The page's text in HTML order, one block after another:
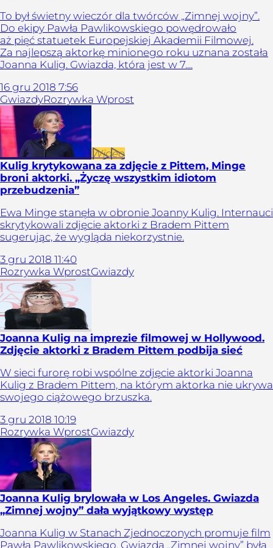
To był świetny wieczór dla twórców „Zimnej wojny”.
Do ekipy Pawła Pawlikowskiego powędrowało
aż pięć statuetek Europejskiej Akademii Filmowej.
Za najlepszą aktorkę minionego roku uznana została
Joanna Kulig. Gwiazda, która jest w 7....
16 gru 2018 7:56
GwiazdyRozrywka Wprost
Wideo
Kulig krytykowana za zdjęcie z Pittem, Minge
broni aktorki. „Życzę wszystkim idiotom
przebudzenia”
Ewa Minge stanęła w obronie Joanny Kulig. Internauci
skrytykowali zdjęcie aktorki z Bradem Pittem
sugerując, że wygląda niekorzystnie.
3 gru 2018 11:40
Rozrywka WprostGwiazdy
Joanna Kulig na imprezie filmowej w Hollywood.
Zdjęcie aktorki z Bradem Pittem podbija sieć
W sieci furorę robi wspólne zdjęcie aktorki Joanna
Kulig z Bradem Pittem, na którym aktorka nie ukrywa
swojego ciążowego brzuszka.
3 gru 2018 10:19
Rozrywka WprostGwiazdy
Joanna Kulig brylowała w Los Angeles. Gwiazda
„Zimnej wojny” dała wyjątkowy występ
Joanna Kulig w Stanach Zjednoczonych promuje film
Pawła Pawlikowskiego. Gwiazda „Zimnej wojny” była